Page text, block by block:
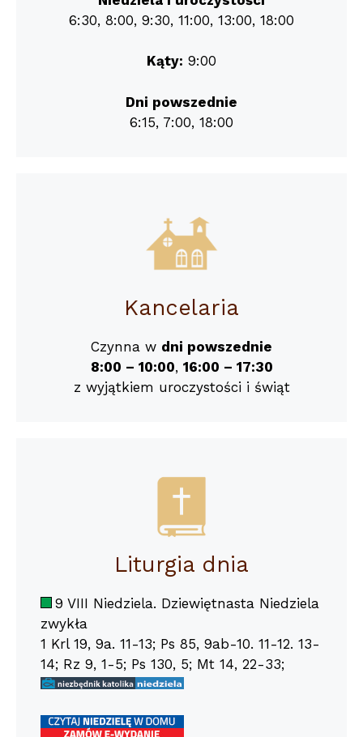
6:30, 8:00, 9:30, 11:00, 13:00, 18:00
Kąty: 9:00
Dni powszednie
6:15, 7:00, 18:00
Kancelaria
Czynna w dni powszednie
8:00 – 10:00, 16:00 – 17:30
z wyjątkiem uroczystości i świąt
Liturgia dnia
9 VIII Niedziela. Dziewiętnasta Niedziela
zwykła
1 Krl 19, 9a. 11-13; Ps 85, 9ab-10. 11-12. 13-
14; Rz 9, 1-5; Ps 130, 5; Mt 14, 22-33;